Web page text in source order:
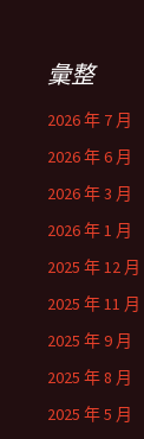
彙整
2026 年 7 月
2026 年 6 月
2026 年 3 月
2026 年 1 月
2025 年 12 月
2025 年 11 月
2025 年 9 月
2025 年 8 月
2025 年 5 月